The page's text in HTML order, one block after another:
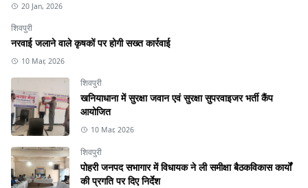
20 Jan, 2026
शिवपुरी
नरवाई जलाने वाले कृषकों पर होगी सख्त कार्रवाई
10 Mar, 2026
शिवपुरी
खनियाधाना में सुरक्षा जवान एवं सुरक्षा सुपरवाइजर भर्ती कैंप
आयोजित
10 Mar, 2026
शिवपुरी
पोहरी जनपद सभागार में विधायक ने ली समीक्षा बैठकविकास कार्यों
की प्रगति पर दिए निर्देश